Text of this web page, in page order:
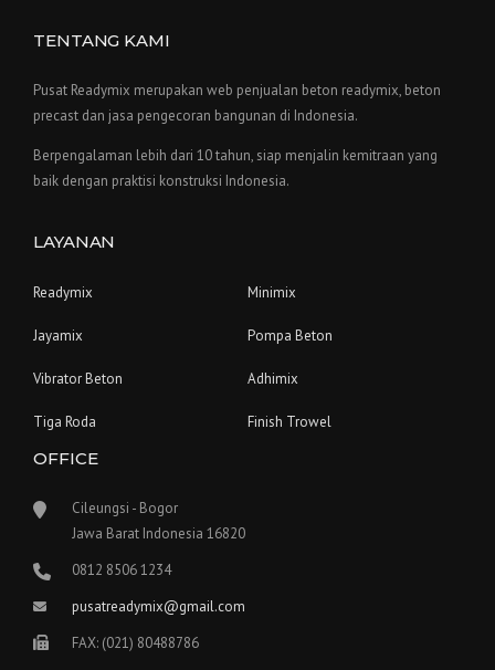
TENTANG KAMI
Pusat Readymix merupakan web penjualan beton readymix, beton
precast dan jasa pengecoran bangunan di Indonesia.
Berpengalaman lebih dari 10 tahun, siap menjalin kemitraan yang
baik dengan praktisi konstruksi Indonesia.
LAYANAN
Readymix Minimix
Jayamix Pompa Beton
Vibrator Beton Adhimix
Tiga Roda Finish Trowel
OFFICE
Cileungsi - Bogor
Jawa Barat Indonesia 16820
0812 8506 1234
pusatreadymix@gmail.com
FAX: (021) 80488786